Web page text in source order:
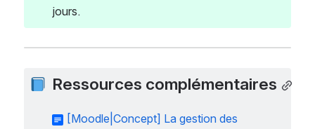
jours.
Ressources complémentaires
[Moodle|Concept] La gestion des